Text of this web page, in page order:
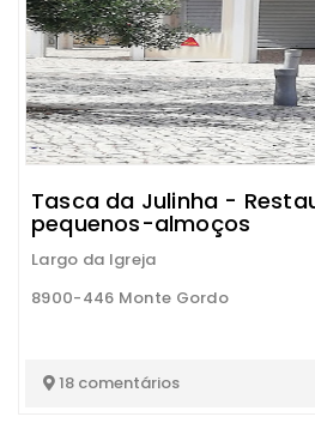
Tasca da Julinha -
pequenos-almoços
Largo da Igreja
8900-446 Monte Gordo
18 comentários